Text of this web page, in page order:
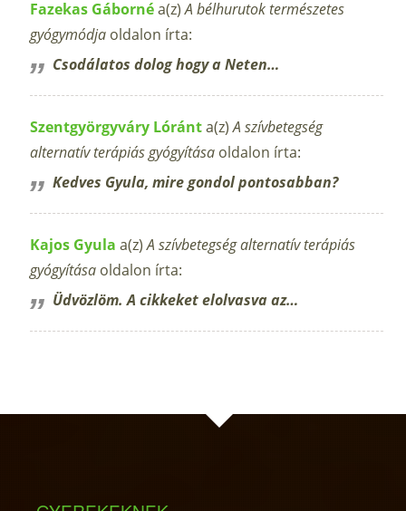
Fazekas Gábornéa(z)A bélhurutok természetes
gyógymódja oldalon írta:
Csodálatos dolog hogy a Neten…
Szentgyörgyváry Lóránta(z)A szívbetegség
alternatív terápiás gyógyítása oldalon írta:
Kedves Gyula, mire gondol pontosabban?
Kajos Gyula a(z)A szívbetegség alternatív terápiás
gyógyítása oldalon írta:
Üdvözlöm. A cikkeket elolvasva az…